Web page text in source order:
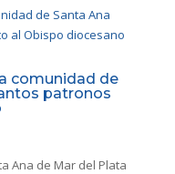
comunidad de
patronos
Ana de Mar del Plata